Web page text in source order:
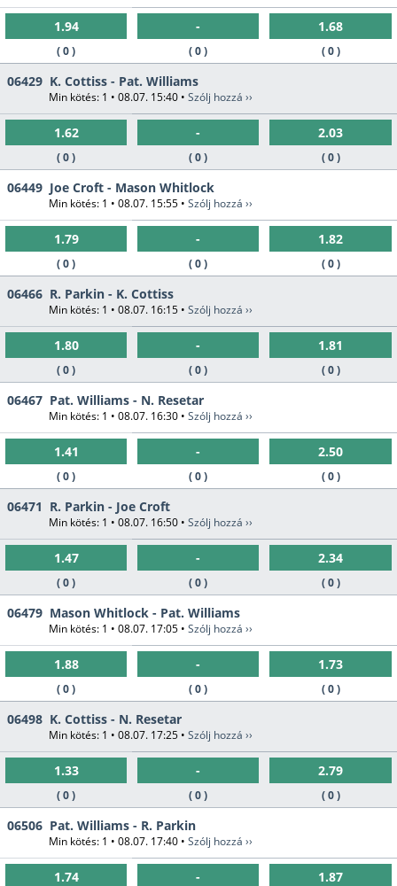
1.94
( 0 )
-
( 0 )
1.68
( 0 )
06429 K. Cottiss - Pat. Williams
Min kötés: 1 • 08.07. 15:40 • Szólj hozzá ››
1.62
( 0 )
-
( 0 )
2.03
( 0 )
06449 Joe Croft - Mason Whitlock
Min kötés: 1 • 08.07. 15:55 • Szólj hozzá ››
1.79
( 0 )
-
( 0 )
1.82
( 0 )
06466 R. Parkin - K. Cottiss
Min kötés: 1 • 08.07. 16:15 • Szólj hozzá ››
1.80
( 0 )
-
( 0 )
1.81
( 0 )
06467 Pat. Williams - N. Resetar
Min kötés: 1 • 08.07. 16:30 • Szólj hozzá ››
1.41
( 0 )
-
( 0 )
2.50
( 0 )
06471 R. Parkin - Joe Croft
Min kötés: 1 • 08.07. 16:50 • Szólj hozzá ››
1.47
( 0 )
-
( 0 )
2.34
( 0 )
06479 Mason Whitlock - Pat. Williams
Min kötés: 1 • 08.07. 17:05 • Szólj hozzá ››
1.88
( 0 )
-
( 0 )
1.73
( 0 )
06498 K. Cottiss - N. Resetar
Min kötés: 1 • 08.07. 17:25 • Szólj hozzá ››
1.33
( 0 )
-
( 0 )
2.79
( 0 )
06506 Pat. Williams - R. Parkin
Min kötés: 1 • 08.07. 17:40 • Szólj hozzá ››
1.74 - 1.87